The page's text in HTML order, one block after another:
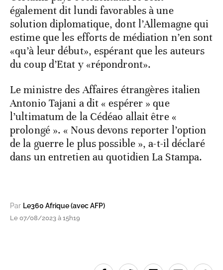
également dit lundi favorables à une
solution diplomatique, dont l’Allemagne qui
estime que les efforts de médiation n’en sont
«qu’à leur début», espérant que les auteurs
du coup d’Etat y «répondront».
Le ministre des Affaires étrangères italien
Antonio Tajani a dit « espérer » que
l’ultimatum de la Cédéao allait être «
prolongé ». « Nous devons reporter l’option
de la guerre le plus possible », a-t-il déclaré
dans un entretien au quotidien La Stampa.
Par Le360 Afrique (avec AFP)
Le 07/08/2023 à 15h19